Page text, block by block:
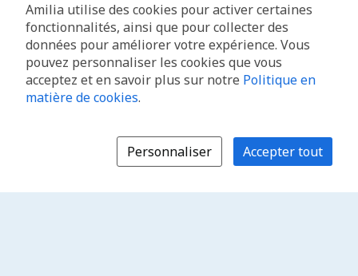
Amilia utilise des cookies pour activer certaines
fonctionnalités, ainsi que pour collecter des
données pour améliorer votre expérience. Vous
pouvez personnaliser les cookies que vous
acceptez et en savoir plus sur notre Politique en
matière de cookies.
Personnaliser Accepter tout